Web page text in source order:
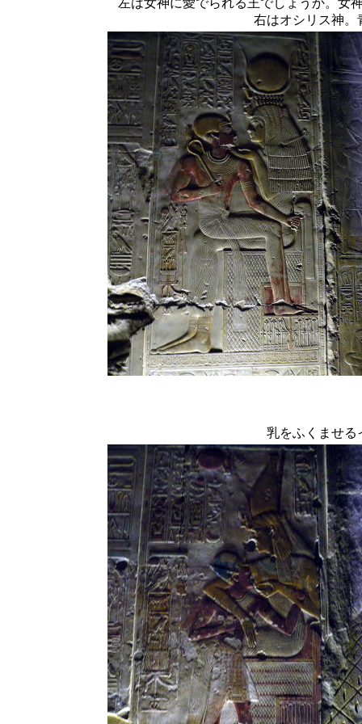
左は女神に愛でられる王でしょうか。女
右はオシリス神。
乳をふくませる